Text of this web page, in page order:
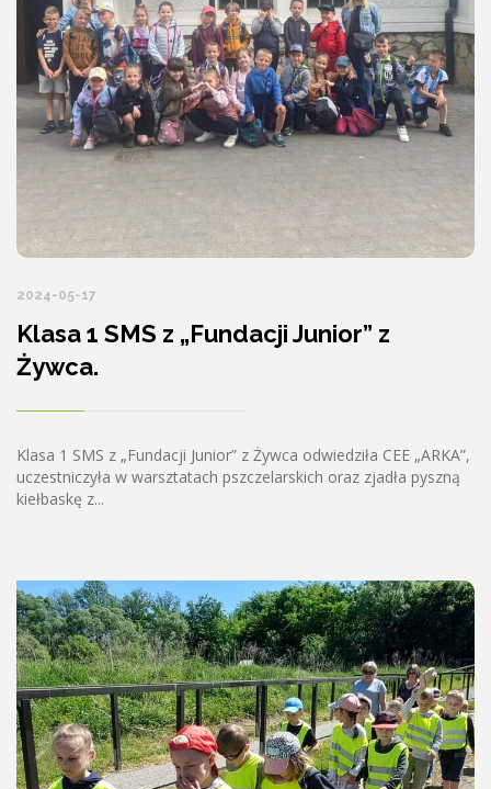
2024-05-17
Klasa 1 SMS z „Fundacji Junior” z
Żywca.
Klasa 1 SMS z „Fundacji Junior” z Żywca odwiedziła CEE „ARKA”,
uczestniczyła w warsztatach pszczelarskich oraz zjadła pyszną
kiełbaskę z...